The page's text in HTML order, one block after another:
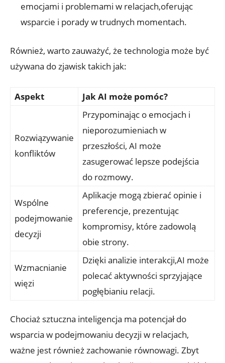
emocjami i problemami w​ relacjach,oferując
wsparcie i porady ⁤w trudnych momentach.
Również, warto​ zauważyć, że technologia może być​
używana⁤ do zjawisk‌ takich jak:
Aspekt Jak ​AI może pomóc?
Rozwiązywanie
konfliktów
Przypominając o‍ emocjach i
nieporozumieniach w‍
przeszłości, AI może
zasugerować ​lepsze podejścia
do‍ rozmowy.
Wspólne
podejmowanie
decyzji
Aplikacje mogą zbierać opinie i
preferencje, prezentując
kompromisy, które zadowolą
obie strony.
Wzmacnianie
więzi
Dzięki ⁢analizie‌ interakcji,AI może
polecać aktywności sprzyjające⁤
pogłębianiu relacji.
Chociaż sztuczna inteligencja ma⁢ potencjał do
wsparcia w podejmowaniu decyzji⁢ w​ relacjach,
ważne‌ jest również ⁣zachowanie równowagi. ‍Zbyt